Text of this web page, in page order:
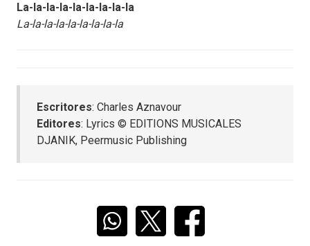
La-la-la-la-la-la-la-la-la
La-la-la-la-la-la-la-la-la
Escritores: Charles Aznavour
Editores: Lyrics © EDITIONS MUSICALES
DJANIK, Peermusic Publishing